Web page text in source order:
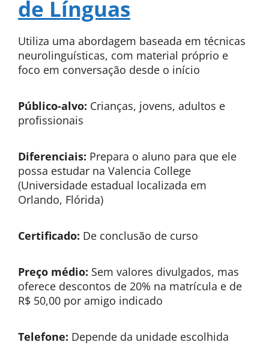
de Línguas
Utiliza uma abordagem baseada em técnicas
neurolinguísticas, com material próprio e
foco em conversação desde o início
Público-alvo: Crianças, jovens, adultos e
profissionais
Diferenciais: Prepara o aluno para que ele
possa estudar na Valencia College
(Universidade estadual localizada em
Orlando, Flórida)
Certificado: De conclusão de curso
Preço médio: Sem valores divulgados, mas
oferece descontos de 20% na matrícula e de
R$ 50,00 por amigo indicado
Telefone: Depende da unidade escolhida